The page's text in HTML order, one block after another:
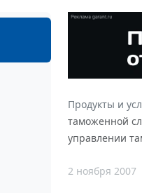
Продукты и
таможенной
управлении
2 ноября 2007